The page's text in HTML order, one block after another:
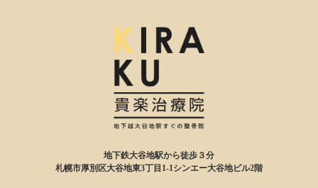
地下鉄大谷地駅から徒歩３分
札幌市厚別区大谷地東3丁目1-1シンエー大谷地ビル2階